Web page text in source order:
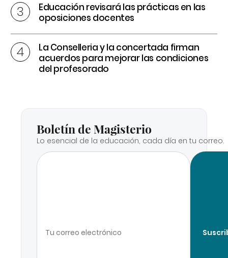
Educación revisará las prácticas en las
oposiciones docentes
La Conselleria y la concertada firman
acuerdos para mejorar las condiciones
del profesorado
Boletín de Magisterio
Lo esencial de la educación, cada día en tu correo.